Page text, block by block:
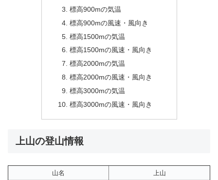
標高900mの気温
標高900mの風速・風向き
標高1500mの気温
標高1500mの風速・風向き
標高2000mの気温
標高2000mの風速・風向き
標高3000mの気温
標高3000mの風速・風向き
上山の登山情報
山名
上山